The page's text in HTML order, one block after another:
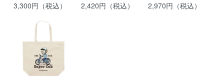
3,300円（税込）
2,420円（税込）
2,970円（税込）